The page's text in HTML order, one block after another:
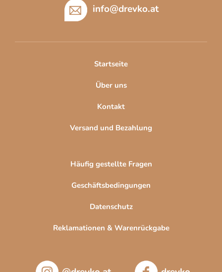
info@drevko.at
Startseite
Über uns
Kontakt
Versand und Bezahlung
Häufig gestellte Fragen
Geschäftsbedingungen
Datenschutz
Reklamationen & Warenrückgabe